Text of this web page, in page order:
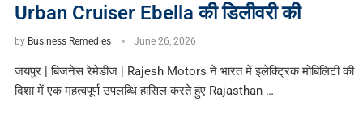
Urban Cruiser Ebella की डिलीवरी की
by Business Remedies June 26, 2026
जयपुर | बिजनेस रेमेडीज | Rajesh Motors ने भारत में इलेक्ट्रिक मोबिलिटी की
दिशा में एक महत्वपूर्ण उपलब्धि हासिल करते हुए Rajasthan …